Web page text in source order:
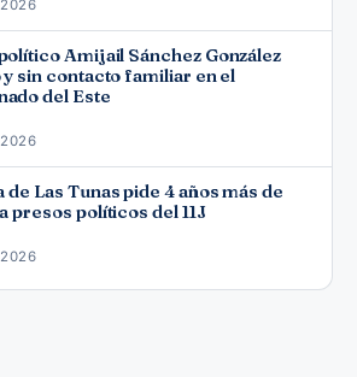
Amijail Sánchez González
y sin contacto familiar en el
del Este
de Las Tunas pide 4 años más de
presos políticos del 11J